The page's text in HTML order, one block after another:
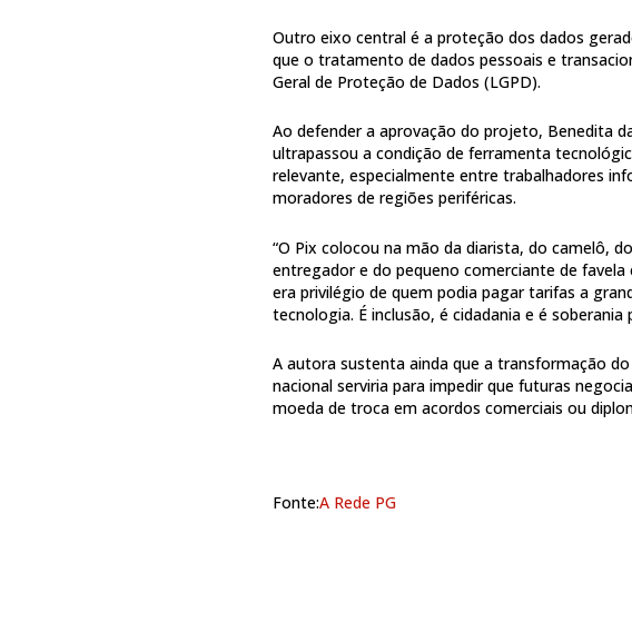
Outro eixo central é a proteção dos dados
que o tratamento de dados pessoais e
Geral de Proteção de Dados (LGPD).
Ao defender a aprovação do projeto, Benedita
ultrapassou a condição de ferramenta
relevante, especialmente entre trabalhadores
moradores de regiões periféricas.
“O Pix colocou na mão da diarista, do camelô,
entregador e do pequeno comerciante de
era privilégio de quem podia pagar tarifas a
tecnologia. É inclusão, é cidadania e é soberania
A autora sustenta ainda que a transformação
nacional serviria para impedir que futuras
moeda de troca em acordos comerciais ou
Fonte:A Rede PG